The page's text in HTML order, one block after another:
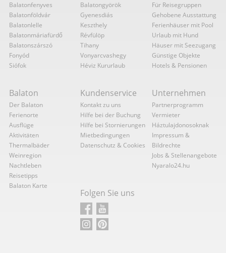
Balatonfenyves
Balatonföldvár
Balatonlelle
Balatonmáriafürdő
Balatonszárszó
Fonyód
Siófok
Balatongyörök
Gyenesdiás
Keszthely
Révfülöp
Tihany
Vonyarcvashegy
Héviz Kururlaub
Für Reisegruppen
Gehobene Ausstattung
Ferienhäuser mit Pool
Urlaub mit Hund
Häuser mit Seezugang
Günstige Objekte
Hotels & Pensionen
Balaton
Der Balaton
Ferienorte
Ausflüge
Aktivitäten
Thermalbäder
Weinregion
Nachtleben
Reisetipps
Balaton Karte
Kundenservice
Kontakt zu uns
Hilfe bei der Buchung
Hilfe bei Stornierungen
Mietbedingungen
Datenschutz & Cookies
Unternehmen
Partnerprogramm
Vermieter
Háztulajdonosoknak
Impressum &
Bildrechte
Jobs & Stellenangebote
Nyaralo24.hu
Folgen Sie uns